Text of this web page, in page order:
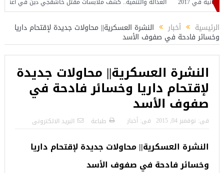
الرئيسية أخبار النشرة العسكرية|| محاولات جديدة لإقتحام داريا
وخسائر فادحة في صفوف الأسد
النشرة العسكرية|| محاولات جديدة
لإقتحام داريا وخسائر فادحة في
صفوف الأسد
فى: نوفمبر 04, 2015 فى: أخبار طباعة البريد الالكترونى
النشرة العسكرية|| محاولات جديدة لإقتحام داريا
وخسائر فادحة في صفوف الأسد